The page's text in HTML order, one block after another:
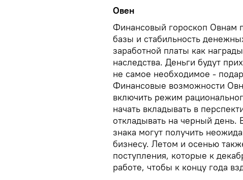
Овен
Финансовый гороскоп Овнам
базы и стабильность
заработной платы как
наследства. Деньги будут
не самое необходимое -
Финансовые возможности
включить режим
начать вкладывать в
откладывать на черный день.
знака могут получить
бизнесу. Летом и осенью
поступления, которые к
работе, чтобы к концу года